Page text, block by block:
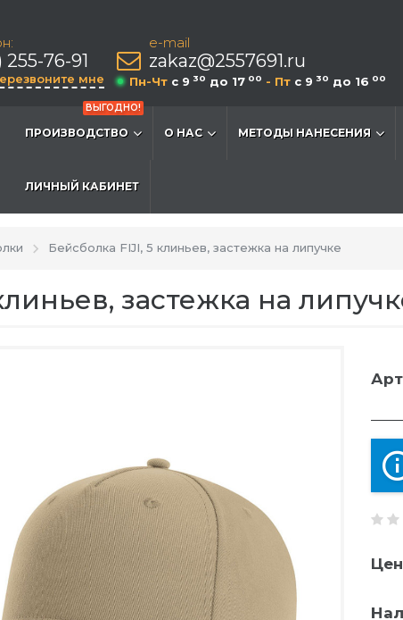
255-76-91
мне
e-mail
zakaz@2557691.ru
Пн-Чт c 9 30 до 17 00 - Пт c 9 30 до 16 00
ВЫГОДНО!
ПРОИЗВОДСТВО О НАС МЕТОДЫ НАНЕСЕНИЯ
ЛИЧНЫЙ КАБИНЕТ
Бейсболка FIJI, 5 клиньев, застежка на липучке
застежка на